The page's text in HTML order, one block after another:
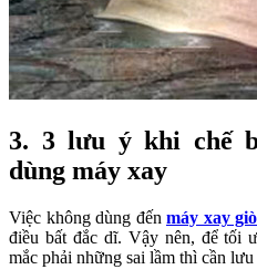
3. 3 lưu ý khi chế
dùng máy xay
Việc không dùng đến máy xay
điều bất đắc dĩ. Vậy nên, để tối
mắc phải những sai lầm thì cần